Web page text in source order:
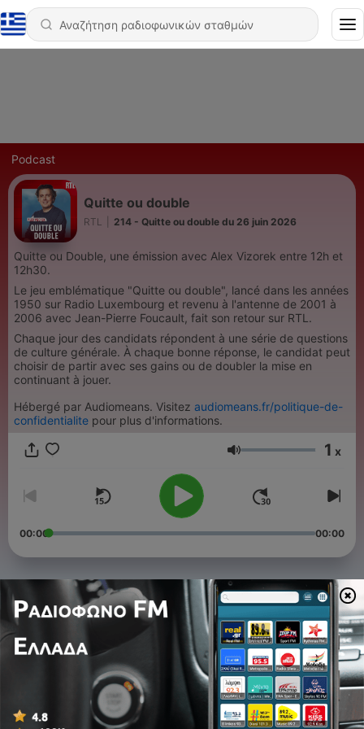
Podcast
Quitte ou double
RTL 214 - Quitte ou double du 26 juin 2026
Quitte ou Double, une émission avec Alex Vizorek entre 12h et
12h30.
Le jeu emblématique "Quitte ou double", lancé dans les années
1950 sur Radio Luxembourg et revenu à l'antenne de 2001 à
2006 avec Jean-Pierre Foucault, fait son retour sur RTL.
Chaque jour des candidats répondent à une série de questions
de culture générale. À chaque bonne réponse, le candidat peut
choisir de partir avec ses gains ou de doubler la mise en
continuant à jouer.
Hébergé par Audiomeans. Visitez audiomeans.fr/politique-de-
confidentialite pour plus d'informations.
Ένταση 1 x
00:00 00:00
Επεισόδια
214 Quitte ou double du 26 juin 2026
26 Ιούν 2026
Quitte ou double du 25 juin 2026
25 Ιούν 2026